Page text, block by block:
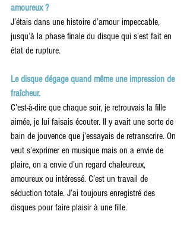
amoureux ?
J’étais dans une histoire d’amour impeccable,
jusqu’à la phase finale du disque qui s’est fait en
état de rupture.
Le disque dégage quand même une impression de
fraîcheur.
C’est-à-dire que chaque soir, je retrouvais la fille
aimée, je lui faisais écouter. Il y avait une sorte de
bain de jouvence que j’essayais de retranscrire. On
veut s’exprimer en musique mais on a envie de
plaire, on a envie d’un regard chaleureux,
amoureux ou intéressé. C’est un travail de
séduction totale. J’ai toujours enregistré des
disques pour faire plaisir à une fille.